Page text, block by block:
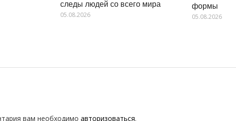
следы людей со всего мира
05.08.2026
формы
05.08.2026
вам необходимо авторизоваться.